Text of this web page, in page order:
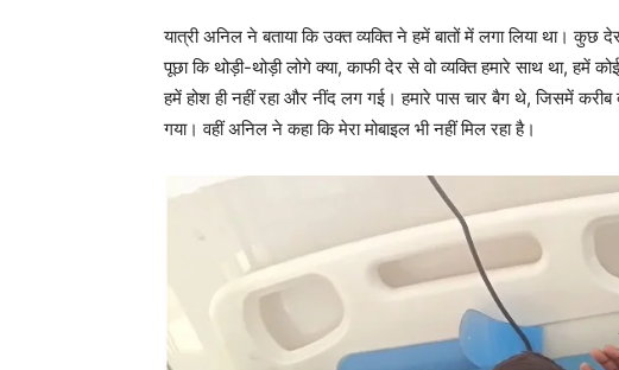
यात्री अनिल ने बताया कि उक्त व्यक्ति ने हमें बातों में लगा लिया था।
पूछा कि थोड़ी-थोड़ी लोगे क्या, काफी देर से वो व्यक्ति हमारे साथ था,
हमें होश ही नहीं रहा और नींद लग गई। हमारे पास चार बैग थे, जिसमें
गया। वहीं अनिल ने कहा कि मेरा मोबाइल भी नहीं मिल रहा है।